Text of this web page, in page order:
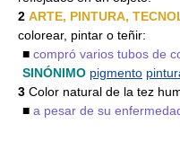
2 ARTE, PINTURA,
colorear, pintar o teñir:
■ compró varios tubos de
SINÓNIMO pigmento
3 Color natural de la tez
■ a pesar de su